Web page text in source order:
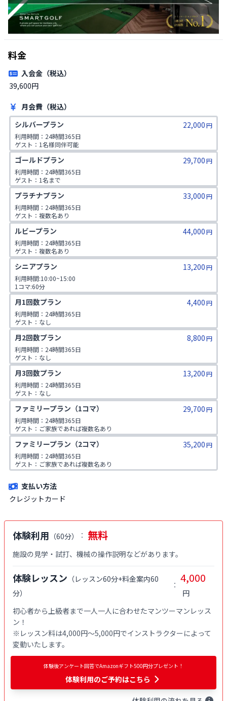
料金
入会金（税込）
39,600円
月会費（税込）
シルバープラン
22,000円
利用時間：24時間365日
ゲスト：1名様同伴可能
ゴールドプラン 29,700円
利用時間：24時間365日
ゲスト：1名まで
1日2コマ予約可
プラチナプラン 33,000円
利用時間：24時間365日
ゲスト：複数名あり
1日2コマ予約可
ルビープラン 44,000円
利用時間：24時間365日
ゲスト：複数名あり
1日3コマ予約可
シニアプラン 13,200円
利用時間:10:00~15:00
1コマ:60分
対象年齢:60歳以上
ゲスト:無し
月1回数プラン 4,400円
利用時間：24時間365日
ゲスト：なし
月2回数プラン 8,800円
利用時間：24時間365日
ゲスト：なし
月3回数プラン 13,200円
利用時間：24時間365日
ゲスト：なし
ファミリープラン（1コマ） 29,700円
利用時間：24時間365日
ゲスト：ご家族であれば複数名あり
※ご入会時にご家族名の登録をお願いしております。二親等までのご家
族が対象です。
ファミリープラン（2コマ） 35,200円
利用時間：24時間365日
ゲスト：ご家族であれば複数名あり
※ご入会時にご家族名の登録をお願いしております。二親等までのご家
支払い方法
クレジットカード
体験利用 （60分） ： 無料
施設の見学・試打、機械の操作説明などがあります。
体験レッスン （レッスン60分+料金案内60
分）
： 4,000
円
初心者から上級者まで一人一人に合わせたマンツーマンレッス
ン！
※レッスン料は4,000円〜5,000円でインストラクターによって
変動いたします。
体験後アンケート回答でAmazonギフト500円分プレゼント！
体験利用のご予約はこちら